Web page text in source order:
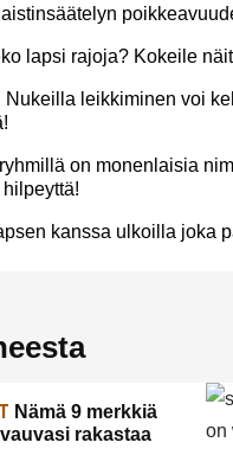
lapsi rajoja? Kokeile
Nukeilla leikkiminen voi
on monenlaisia
kanssa ulkoilla joka
Nämä 9 merkkiä
rakastaa